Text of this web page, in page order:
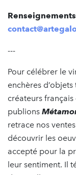
---
Pour célébrer le
enchères
créateurs
publions
retrace nos
découvrir les
accepté pour la
leur sentiment. Il